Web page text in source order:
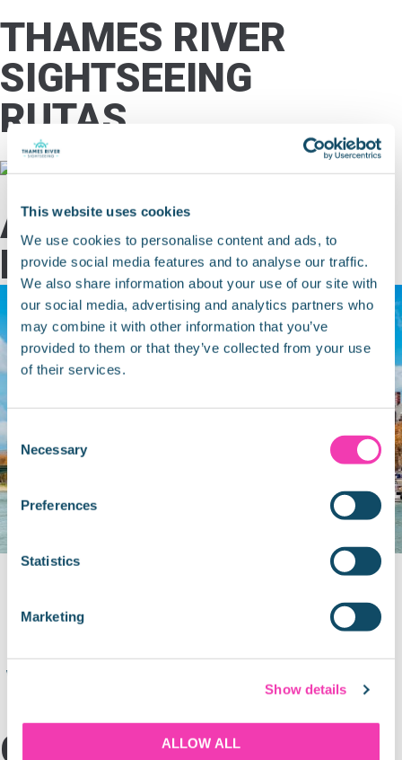
This website uses cookies
We use cookies to personalise content and ads, to
provide social media features and to analyse our traffic.
We also share information about your use of our site with
our social media, advertising and analytics partners who
may combine it with other information that you’ve
provided to them or that they’ve collected from your use
of their services.
Selection
Necessary
Preferences
Statistics
Marketing
Show details
ALLOW ALL
THAMES RIVER
SIGHTSEEING
RUTAS
ASPECTOS
DESTACADOS
Westminster en Londres, conocida por su presencia icónica y su
precisión desde 1859.
GALERÍA